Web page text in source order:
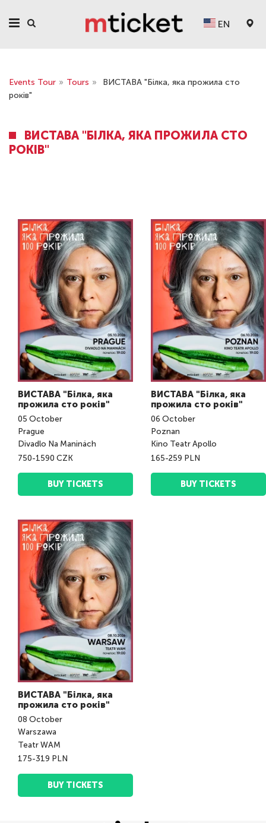
EN
Events Tour » Tours »
ВИСТАВА "Білка, яка прожила сто
років"
ВИСТАВА "БІЛКА, ЯКА ПРОЖИЛА СТО
РОКІВ"
ВИСТАВА "Білка, яка
прожила сто років"
05 October
Prague
Divadlo Na Maninách
750-1590 CZK
BUY TICKETS
ВИСТАВА "Білка, яка
прожила сто років"
06 October
Poznan
Kino Teatr Apollo
165-259 PLN
BUY TICKETS
ВИСТАВА "Білка, яка
прожила сто років"
08 October
Warszawa
Teatr WAM
175-319 PLN
BUY TICKETS